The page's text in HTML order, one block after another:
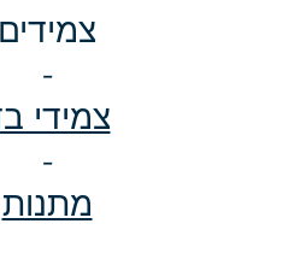
צמידים
-
צמידי
-
מתנות